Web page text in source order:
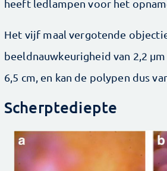
heeft ledlampen voor het
Het vijf maal vergotende
beeldnauwkeurigheid van 2,2
6,5 cm, en kan de polypen dus
Scherptediepte